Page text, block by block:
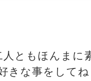
ともほんまに
きな事をしてね